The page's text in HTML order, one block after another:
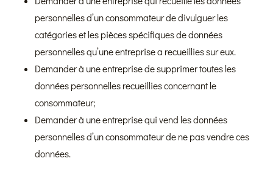
personnelles d’un consommateur de divulguer les
catégories et les pièces spécifiques de données
personnelles qu’une entreprise a recueillies sur eux.
Demander à une entreprise de supprimer toutes les
données personnelles recueillies concernant le
consommateur;
Demander à une entreprise qui vend les données
personnelles d’un consommateur de ne pas vendre ces
données.